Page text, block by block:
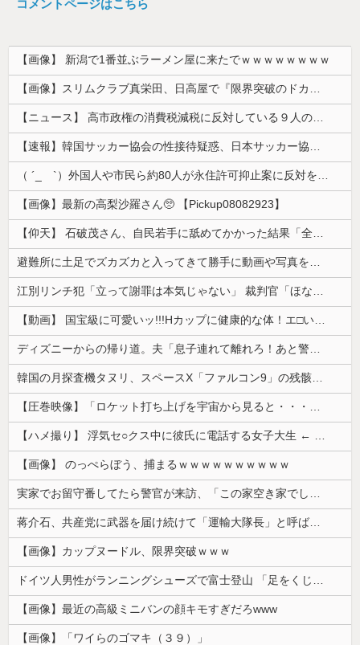
コメントページはこちら
【画像】 新潟で1番並ぶラーメン屋に来たでｗｗｗｗｗｗｗｗ
【画像】スリムクラブ真栄田、日高屋で『限界突破のドカ食い』を披露するｗｗｗｗｗｗ
【ニュース】 高市政権の消費税減税に反対している９人の自民党議員が全て判明！！！！ やっぱりコイツラかｗｗｗｗｗ
【速報】韓国サッカー協会の性接待疑惑、日本サッカー協会が4人の日本人審判員を調査「調査後に結果を公表します」
（ ´_ゝ`）外国人や市民ら約80人が永住許可抑止案に反対を訴え「選別、差別の作業」「国会審議も経ずいきなり厳格化する国に誰が来ますか！」「今す...
【画像】最新の高梨沙羅さん🥺 【Pickup08082923】
【仰天】 石破茂さん、自民若手に舐めてかかった結果「全てを失うｗｗｗｗｗ」
避難所に土足でズカズカと入ってきて勝手に動画や写真を撮影したメディア取材陣、挙句の果てに要求してきたのは……
江別リンチ犯「立って謝罪は本気じゃない」 裁判官「ほな裁判で土下座してないキミは本気じゃないな」
【動画】 国宝級に可愛いッ!!!Hカップに健康的な体！エ□い！乳首からマ●コまで見えているよ 笑
ディズニーからの帰り道。夫「息子連れて離れろ！あと警察に通報！」私「助けて！」駅員「どうしました！？」→トンデモナイことに…
韓国の月探査機タヌリ、スペースX「ファルコン9」の残骸が月面に衝突する様子を撮影！
【圧巻映像】「ロケット打ち上げを宇宙から見ると・・・」の動画が衝撃的
【ハメ撮り】 浮気セ○クス中に彼氏に電話する女子大生 ← これを現実にやる子が現れる…
【画像】 のっぺらぼう、捕まるｗｗｗｗｗｗｗｗｗｗ
実家でお留守番してたら警官が来訪、「この家空き家でしたよね？」と問いかけてくるが実際は30年ほど住んでおり……
蒋介石、共産党に武器を届け続けて「運輸大隊長」と呼ばれる
【画像】カップヌードル、限界突破ｗｗｗ
ドイツ人男性がランニングシューズで富士登山 「足をくじいて動けない」
【画像】最近の高級ミニバンの顔キモすぎだろwww
【画像】「ワイらのゴマキ（３９）」